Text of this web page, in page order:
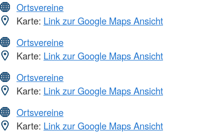
Ortsvereine
Karte: Link zur Google Maps Ansicht
Ortsvereine
Karte: Link zur Google Maps Ansicht
Ortsvereine
Karte: Link zur Google Maps Ansicht
Ortsvereine
Karte: Link zur Google Maps Ansicht